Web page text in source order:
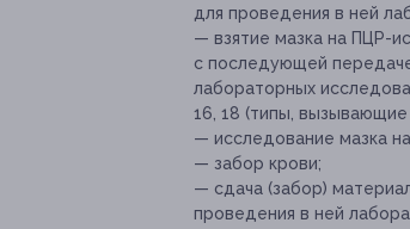
для проведения в ней
— взятие мазка на ПЦР-
с последующей
лабораторных
16, 18 (типы, вызывающие
— исследование мазка
— забор крови;
— сдача (забор)
проведения в ней